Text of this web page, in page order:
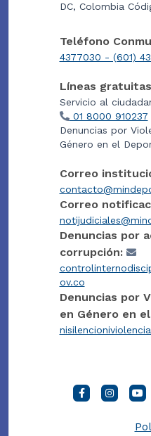
DC, Colombia
Teléfono
4377030 - (601)
Líneas
Servicio al
01 8000 910237
Denuncias por
Género en el
Correo
Correo
Denuncias por
corrupción:
ov.co
Denuncias por
en Género en